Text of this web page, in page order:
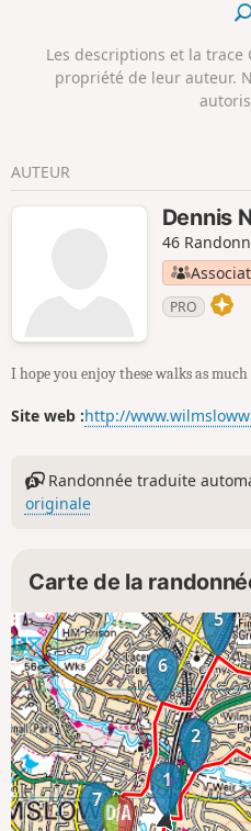
Les descriptions et la trace
propriété de leur auteur.
AUTEUR
Dennis
46
PRO
I hope you enjoy these walks as
Site web :http://
Randonnée traduite
originale
Carte de la
1
2
5
6
7